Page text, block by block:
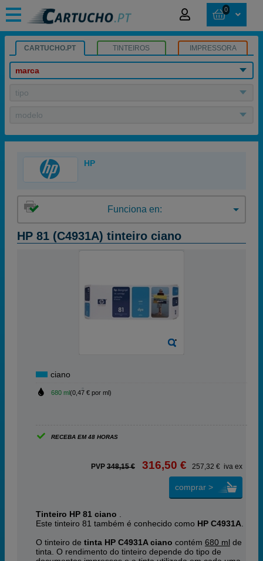
0
CARTUCHO.PT TINTEIROS IMPRESSORA
marca
tipo
modelo
HP
Funciona en:
HP 81 (C4931A) tinteiro ciano
ciano
680 ml(0,47 € por ml)
RECEBA EM 48 HORAS
PVP 348,15 € 316,50 € 257,32 € iva ex
comprar >
Tinteiro HP 81 ciano
Este tinteiro 81 também é conhecido como HP C4931A
O tinteiro de tinta HP C4931A ciano contém 680 ml de
tinta. O rendimento do tinteiro depende do tipo de